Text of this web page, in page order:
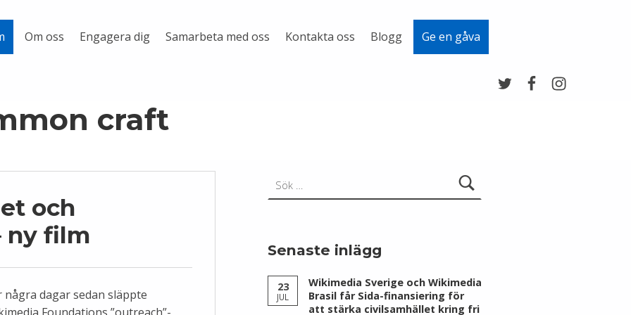
Om oss Engagera dig Samarbeta med oss Kontakta oss Blogg Ge en gåva
craft
och
ny film
några dagar sedan släppte
Senaste inlägg
23
JUL
Wikimedia Sverige och Wikimedia
Brasil får Sida-finansiering för
att stärka civilsamhället kring fri